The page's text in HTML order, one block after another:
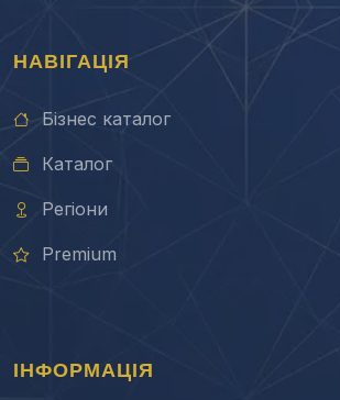
НАВІГАЦІЯ
Бізнес каталог
Каталог
Регіони
Premium
ІНФОРМАЦІЯ